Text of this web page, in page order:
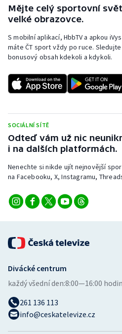
Mějte celý sportovní
velké obrazovce.
S mobilní aplikací, HbbTV a apkou
máte ČT sport vždy po ruce.
bonusový obsah kdekoli a kdykoli.
SOCIÁLNÍ SÍTĚ
Odteď vám už nic
i na dalších platformách.
Nenechte si nikde ujít nejnovější
na Facebooku, X, Instagramu,
Divácké centrum
každý všední den:8:00—16:00 hodin
261 136 113
info@ceskatelevize.cz